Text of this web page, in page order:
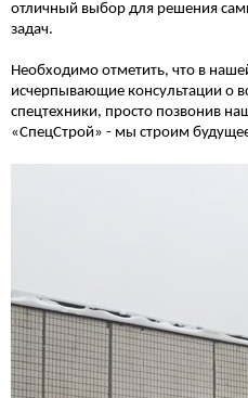
отличный выбор для решения
задач.
Необходимо отметить, что в
исчерпывающие консультации о
спецтехники, просто позвонив
«СпецСтрой» - мы строим